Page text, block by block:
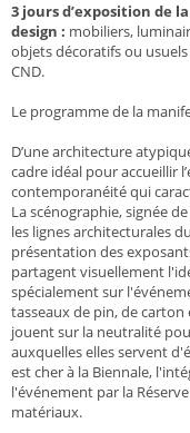
3 jours d’exposition de
design : mobiliers,
objets décoratifs ou
CND.
Le programme de la
D’une architecture
cadre idéal pour accueillir
contemporanéité qui
La scénographie, signée
les lignes architecturales
présentation des
partagent visuellement
spécialement sur
tasseaux de pin, de
jouent sur la neutralité
auxquelles elles servent
est cher à la Biennale,
l'événement par la
matériaux.